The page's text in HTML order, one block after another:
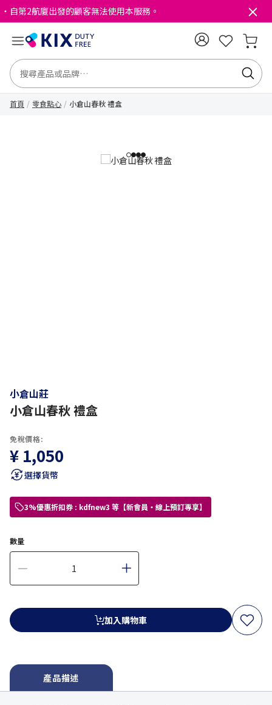
・自第2航廈出發的顧客無法使用本服務。
首頁 零食點心 小倉山春秋 禮盒
1234
小倉山莊
小倉山春秋 禮盒
免稅價格:
¥ 1,050
選擇貨幣
3%優惠折扣券 : kdfnew3 等【新會員・線上預訂專享】
數量
加入購物車
產品描述